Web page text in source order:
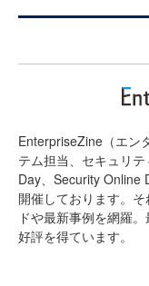
EnterpriseZine（エン
テム担当、セキュリ
Day、Security Online
開催しております。
ドや最新事例を網羅
好評を得ています。